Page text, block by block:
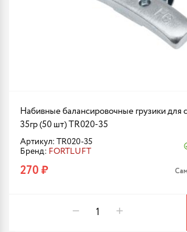
Набивные балансировочные грузики для
35гр (50 шт) TR020-35
Артикул: TR020-35
Бренд: FORTLUFT
270 ₽